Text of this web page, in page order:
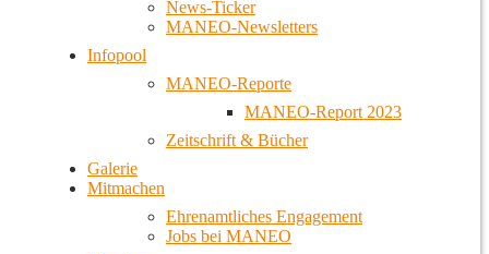
News-Ticker
MANEO-Newsletters
Infopool
MANEO-Reporte
MANEO-Report 2023
Zeitschrift & Bücher
Galerie
Mitmachen
Ehrenamtliches Engagement
Jobs bei MANEO